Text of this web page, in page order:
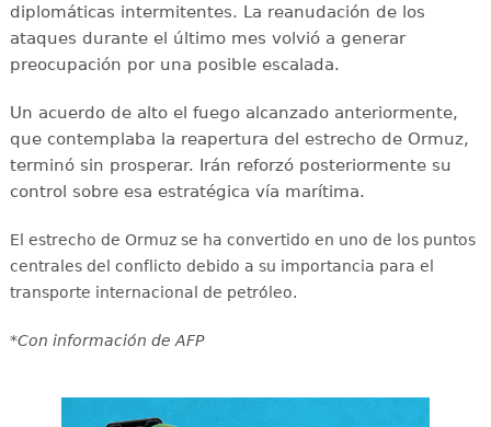
diplomáticas intermitentes. La reanudación de los
ataques durante el último mes volvió a generar
preocupación por una posible escalada.
Un acuerdo de alto el fuego alcanzado anteriormente,
que contemplaba la reapertura del estrecho de Ormuz,
terminó sin prosperar. Irán reforzó posteriormente su
control sobre esa estratégica vía marítima.
El estrecho de Ormuz se ha convertido en uno de los puntos
centrales del conflicto debido a su importancia para el
transporte internacional de petróleo.
*Con información de AFP